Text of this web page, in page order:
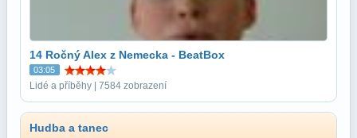
14 Ročný Alex z Nemecka - BeatBox
03:05
Lidé a příběhy | 7584 zobrazení
Hudba a tanec